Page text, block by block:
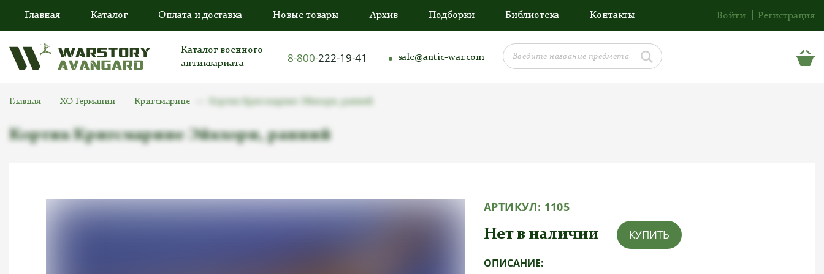
Главная Каталог Оплата и доставка Новые товары Архив Подборки Библиотека Контакты Войти Регистрация
Каталог военного
антиквариата
8-800-222-19-41 sale@antic-war.com
Главная ХО Германии Кригсмарине
Кортик Кригсмарине Эйкхорн, ранний
АРТИКУЛ: 1105
Нет в наличии КУПИТЬ
ОПИСАНИЕ: